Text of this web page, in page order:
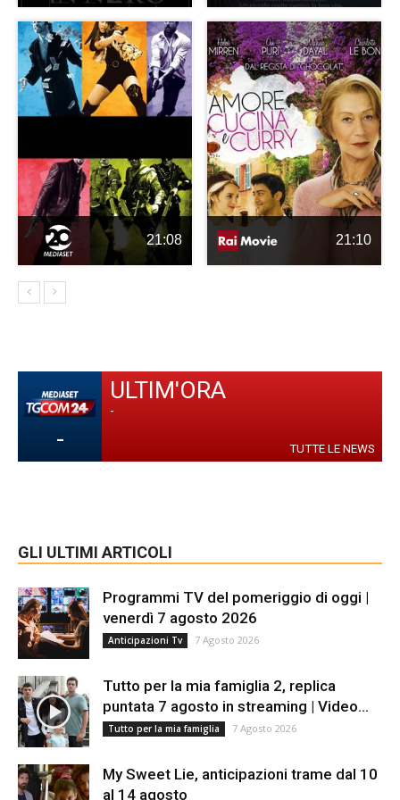
21:08 21:10
-
ULTIM'ORA
-
TUTTE LE NEWS
GLI ULTIMI ARTICOLI
Programmi TV del pomeriggio di oggi |
venerdì 7 agosto 2026
Anticipazioni Tv 7 Agosto 2026
Tutto per la mia famiglia 2, replica
puntata 7 agosto in streaming | Video...
Tutto per la mia famiglia 7 Agosto 2026
My Sweet Lie, anticipazioni trame dal 10
al 14 agosto